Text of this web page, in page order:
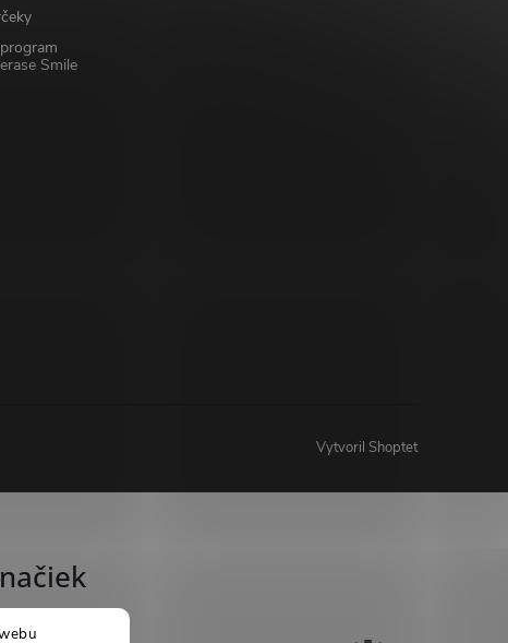
Smile
Vytvoril Shoptet